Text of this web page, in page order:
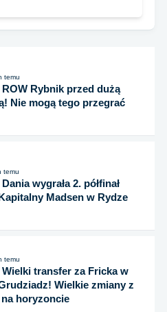
temu
ROW Rybnik przed dużą
Nie mogą tego przegrać
temu
wygrała 2. półfinał
Madsen w Rydze
temu
Wielki transfer za Fricka w
Wielkie zmiany z
horyzoncie